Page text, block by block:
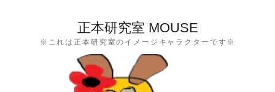
正本研究室 MOUSE
※これは正本研究室のイメージキャラクターです※